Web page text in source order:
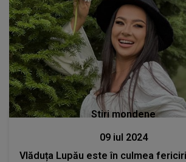
Stiri mondene
09 iul 2024
Vlăduța Lupău este în culmea